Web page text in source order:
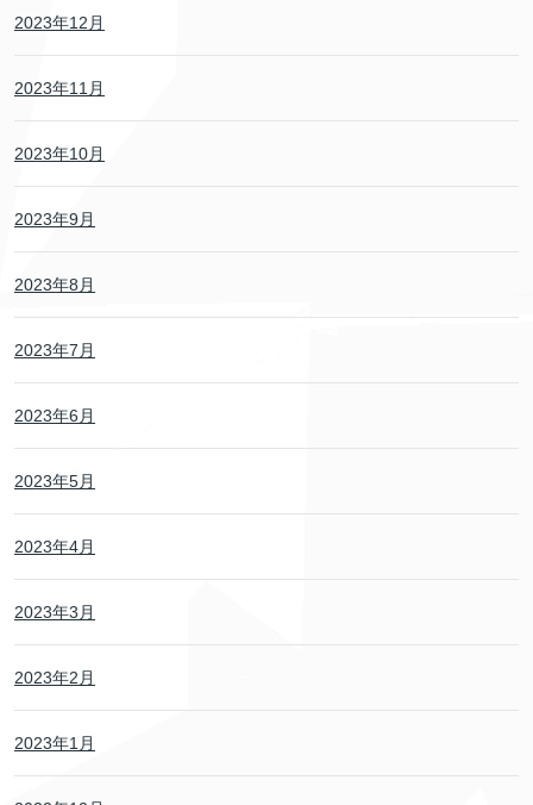
2023年12月
2023年11月
2023年10月
2023年9月
2023年8月
2023年7月
2023年6月
2023年5月
2023年4月
2023年3月
2023年2月
2023年1月